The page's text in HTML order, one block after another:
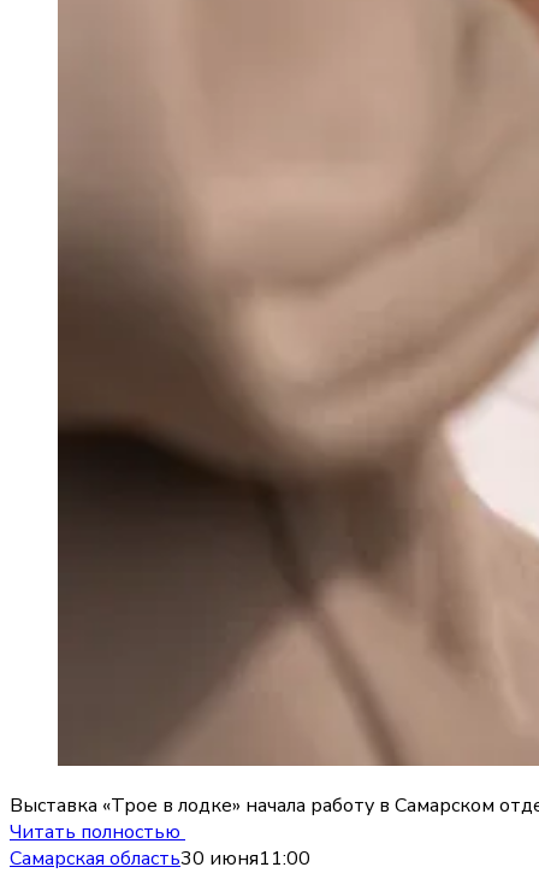
Выставка «Трое в лодке» начала работу в Самарском
Читать полностью
Самарская область30 июня11:00